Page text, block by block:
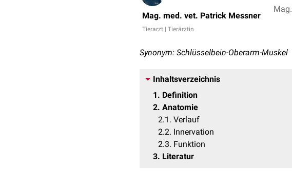
Mag. med. vet. Patrick Messner
Tierarzt | Tierärztin
Synonym: Schlüsselbein-Oberarm-Muskel
Inhaltsverzeichnis
1
Definition
2 Anatomie
2.1 Verlauf
2.2 Innervation
2.3 Funktion
3 Literatur